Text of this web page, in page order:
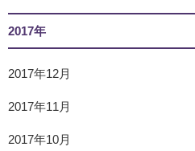
2017年
2017年12月
2017年11月
2017年10月